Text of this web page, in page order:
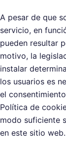
A pesar de que
servicio, en
pueden resultar
motivo, la
instalar
los usuarios es
el
Política de
modo suficiente
en este sitio web.